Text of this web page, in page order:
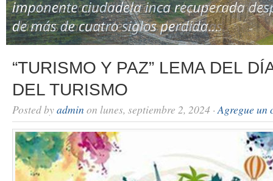
“TURISMO Y PAZ” LEMA DEL
DEL TURISMO
Posted byadmin on lunes, septiembre 2, 2024 ·Agregue un